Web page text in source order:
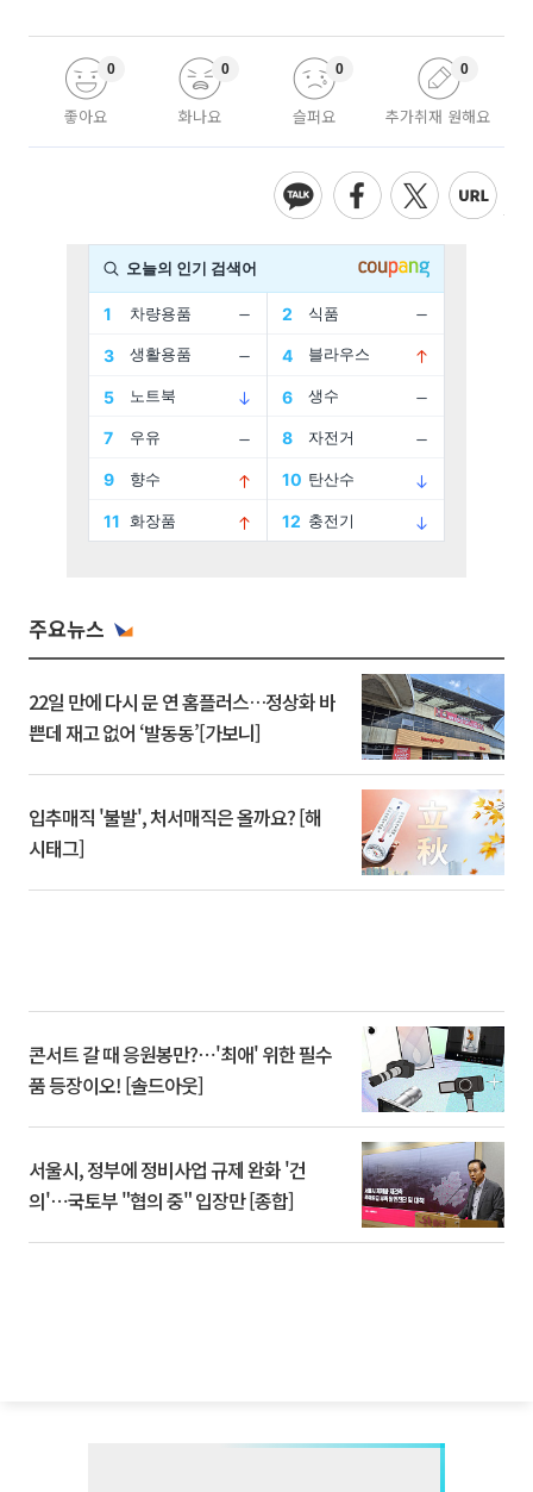
좋아요
0
화나요
0
슬퍼요
0
추가취재 원해요
0
주요뉴스
22일 만에 다시 문 연 홈플러스…정상화 바
쁜데 재고 없어 ‘발동동’[가보니]
입추매직 '불발', 처서매직은 올까요? [해
시태그]
콘서트 갈 때 응원봉만?⋯'최애' 위한 필수
품 등장이오! [솔드아웃]
서울시, 정부에 정비사업 규제 완화 '건
의'⋯국토부 "협의 중" 입장만 [종합]